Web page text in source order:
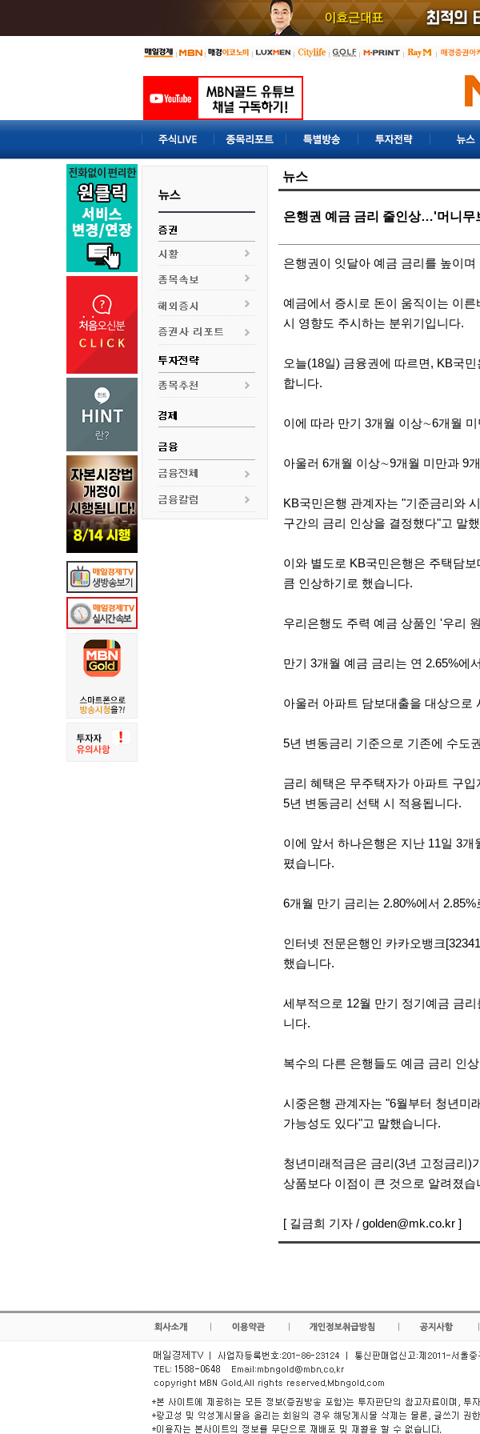
뉴스
은행권 예금 금리 줄인상…'머니무
은행권이 잇달아 예금 금리를 높이
예금에서 증시로 돈이 움직이는 이
시 영향도 주시하는 분위기입니다.
오늘(18일) 금융권에 따르면, KB국
합니다.
이에 따라 만기 3개월 이상∼6개월
아울러 6개월 이상∼9개월 미만과 9
KB국민은행 관계자는 "기준금리와
구간의 금리 인상을 결정했다"고 말
이와 별도로 KB국민은행은 주택담
큼 인상하기로 했습니다.
우리은행도 주력 예금 상품인 '우리
만기 3개월 예금 금리는 연 2.65%에
아울러 아파트 담보대출을 대상으로
5년 변동금리 기준으로 기존에 수도
금리 혜택은 무주택자가 아파트 구
5년 변동금리 선택 시 적용됩니다.
이에 앞서 하나은행은 지난 11일 3
폈습니다.
6개월 만기 금리는 2.80%에서
인터넷 전문은행인 카카오뱅크
했습니다.
세부적으로 12월 만기 정기예금 금
니다.
복수의 다른 은행들도 예금 금리 인
시중은행 관계자는 "6월부터 청년미
가능성도 있다"고 말했습니다.
청년미래적금은 금리(3년 고정금리)
상품보다 이점이 큰 것으로 알려졌습
[ 길금희 기자 / golden@mk.co.kr ]